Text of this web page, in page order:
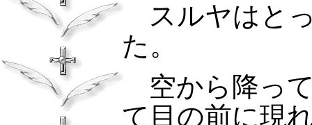
スルヤはと
た。
空から降っ
て目の前に現